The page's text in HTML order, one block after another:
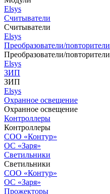
Elsys
Считыватели
Считыватели
Elsys
Преобразователи/повторители
Преобразователи/повторители
Elsys
ЗИП
ЗИП
Elsys
Охранное освещение
Охранное освещение
Контроллеры
Контроллеры
СОО «Контур»
ОС «Заря»
Светильники
Светильники
СОО «Контур»
ОС «Заря»
Прожекторы